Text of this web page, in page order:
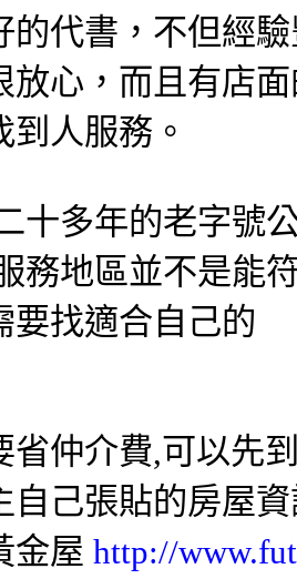
的代書，不但經
放心，而且有店
到人服務。
十多年的老字號
務地區並不是能
要找適合自己的
省仲介費,可以先
自己張貼的房屋
金屋 http://